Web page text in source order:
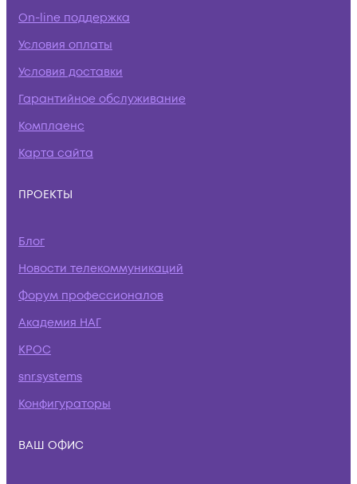
On-line поддержка
Условия оплаты
Условия доставки
Гарантийное обслуживание
Комплаенс
Карта сайта
ПРОЕКТЫ
Блог
Новости телекоммуникаций
Форум профессионалов
Академия НАГ
КРОС
snr.systems
Конфигураторы
ВАШ ОФИС